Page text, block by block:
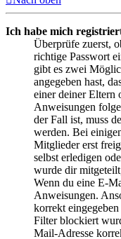
Ich habe mich
Überprüfe zuerst,
richtige Passwort
gibt es zwei
angegeben hast,
einer deiner Eltern
Anweisungen
der Fall ist, muss
werden. Bei
Mitglieder erst
selbst erledigen
wurde dir
Wenn du eine E-
Anweisungen.
korrekt
Filter blockiert
Mail-Adresse